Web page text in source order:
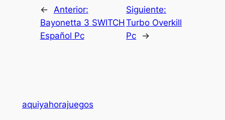
← Anterior:
Bayonetta 3 SWITCH
Español Pc
Siguiente:
Turbo Overkill
Pc
→
aquiyahorajuegos